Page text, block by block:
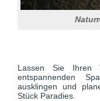
Lassen Sie Ihren
entspannenden
ausklingen und
Stück Paradies.